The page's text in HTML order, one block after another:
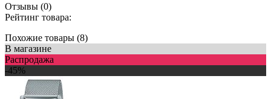
Отзывы (0)
Рейтинг товара:
Похожие товары (8)
В магазине
Распродажа
-45%